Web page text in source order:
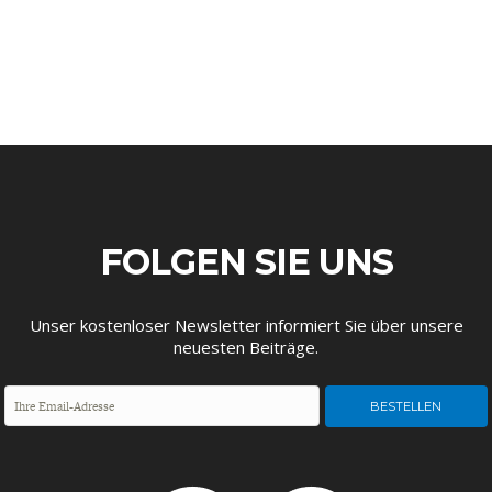
UNGLEICHHEIT UND
EUROPA
FOLGEN SIE UNS
Unser kostenloser Newsletter informiert Sie über unsere
neuesten Beiträge.